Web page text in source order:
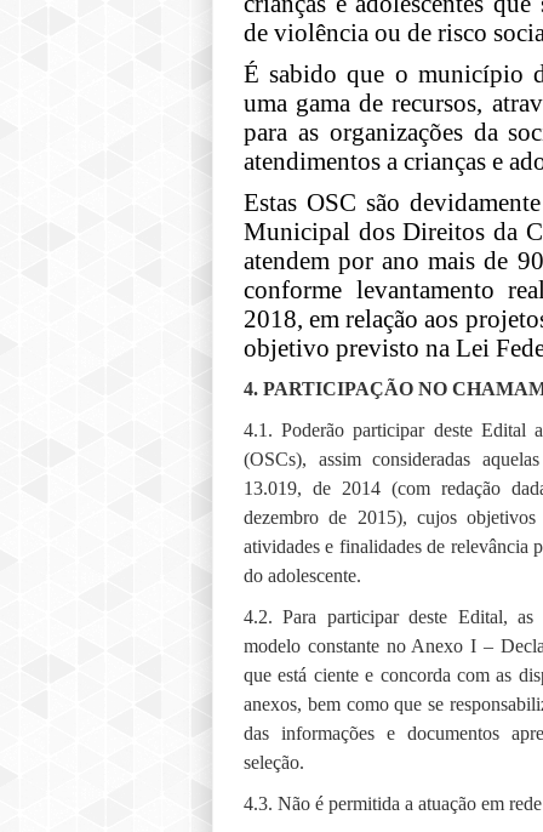
de violência ou de risco
É sabido que o município
uma gama de recursos,
para as organizações da
atendimentos a crianças e
Estas OSC são
Municipal dos Direitos da
atendem por ano mais de
conforme levantamento
2018, em relação aos
objetivo previsto na Lei
4. PARTICIPAÇÃO NO
4.1. Poderão participar deste Edital
(OSCs), assim consideradas
13.019, de 2014 (com redação
dezembro de 2015), cujos
atividades e finalidades de relevância
do adolescente.
4.2. Para participar deste Edital, as
modelo constante no Anexo I –
que está ciente e concorda com as
anexos, bem como que se
das informações e documentos
seleção.
4.3. Não é permitida a atuação em